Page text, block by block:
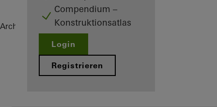
Compendium –
Konstruktionsatlas
Login
Registrieren
Architekten ReferenzenNavigation Tower